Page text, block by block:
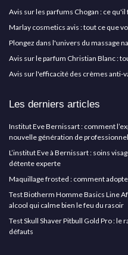
Avis sur les parfums Chogan : ce qu'il
Marlay cosmetics avis : tout ce que
Plongez dans l'univers du massage
Avis sur le parfum Christian Blanc :
Avis sur l'efficacité des crèmes anti-
Les derniers articles
Institut Eve Bernissart : comment
nouvelle génération de
L’institut Eve à Bernissart : soins
détente experte
Maquillage frosted : comment
Test Biotherm Homme Basics Line
alcool qui calme bien le feu du rasoir
Test Skull Shaver Pitbull Gold Pro : le
défauts